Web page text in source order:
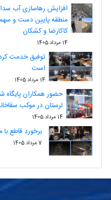
افزایش رهاسازی آب
منطقه پایین دست و
کاکارضا و کشکان
14 مرداد 1405
توفیق خدمت
است
14 مرداد 1405
حضور همکاران
لرستان در موکب
14 مرداد 1405
برخورد قاطع با
7 مرداد 1405